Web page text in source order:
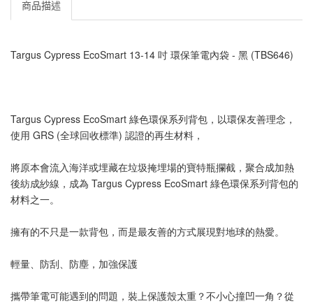
商品描述
Targus Cypress EcoSmart 13-14 吋 環保筆電內袋 - 黑 (TBS646)
Targus Cypress EcoSmart 綠色環保系列背包，以環保友善理念，
使用 GRS (全球回收標準) 認證的再生材料，
將原本會流入海洋或埋藏在垃圾掩埋場的寶特瓶攔截，聚合成加熱
後紡成紗線，成為 Targus Cypress EcoSmart 綠色環保系列背包的
材料之一。
擁有的不只是一款背包，而是最友善的方式展現對地球的熱愛。
輕量、防刮、防塵，加強保護
攜帶筆電可能遇到的問題，裝上保護殼太重？不小心撞凹一角？從